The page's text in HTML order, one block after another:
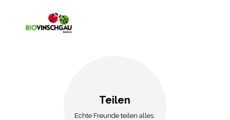
Teilen
Echte Freunde teilen alles.